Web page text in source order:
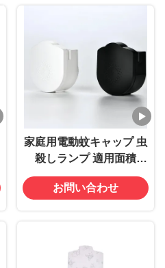
家庭用電動蚊キャップ 虫
殺しランプ 適用面積
20~50平方メートル
お問い合わせ